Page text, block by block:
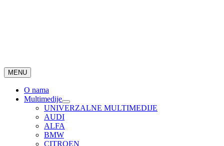
MENU
O nama
Multimedije
UNIVERZALNE MULTIMEDIJE
AUDI
ALFA
BMW
CITROEN